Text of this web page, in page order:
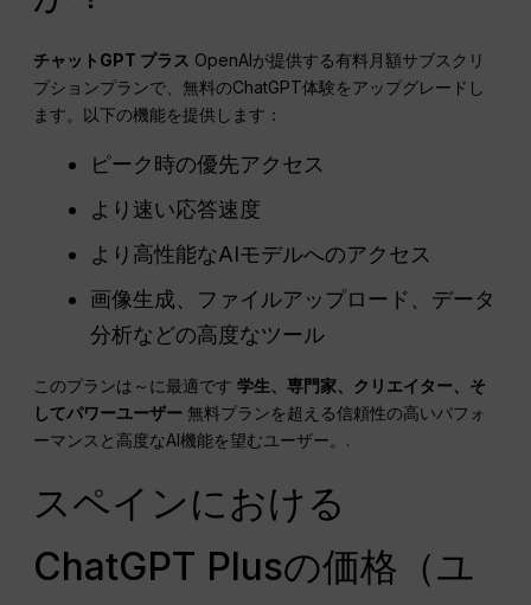
チャットGPT プラス OpenAIが提供する有料月額サブスクリ
プションプランで、無料のChatGPT体験をアップグレードし
ます。以下の機能を提供します：
ピーク時の優先アクセス
より速い応答速度
より高性能なAIモデルへのアクセス
画像生成、ファイルアップロード、データ
分析などの高度なツール
このプランは～に最適です学生、専門家、クリエイター、そ
してパワーユーザー 無料プランを超える信頼性の高いパフォ
ーマンスと高度なAI機能を望むユーザー。.
スペインにおける
ChatGPT Plusの価格（ユ